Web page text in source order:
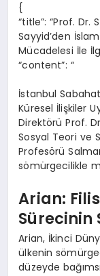
{
“title”: “Prof. Dr.
Sayyid’den
Mücadelesi İle
“content”: “
İstanbul
Küresel İlişkiler
Direktörü Prof.
Sosyal Teori ve
Profesörü
sömürgecilikle
Arian:
Sürecinin
Arian, İkinci
ülkenin
düzeyde